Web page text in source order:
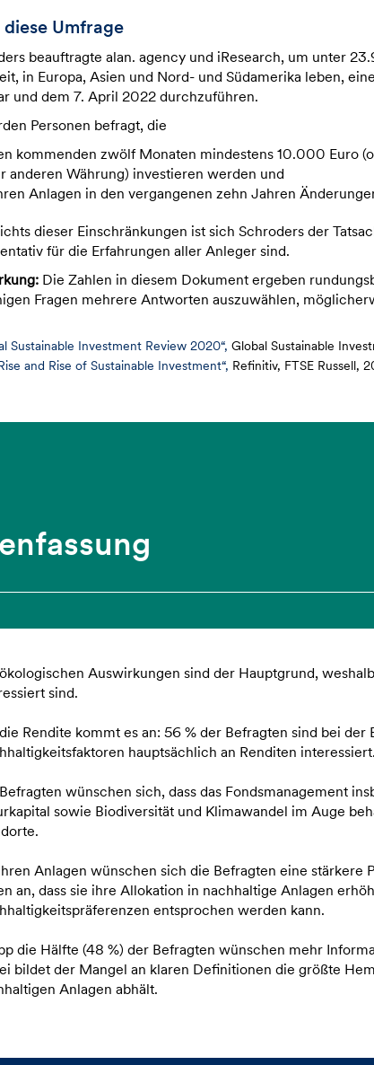
diese Umfrage
beauftragte alan. agency und iResearch, um unter
in Europa, Asien und Nord- und Südamerika leben,
und dem 7. April 2022 durchzuführen.
Personen befragt, die
kommenden zwölf Monaten mindestens 10.000 Euro
anderen Währung) investieren werden und
Anlagen in den vergangenen zehn Jahren
dieser Einschränkungen ist sich Schroders der
für die Erfahrungen aller Anleger sind.
Die Zahlen in diesem Dokument ergeben
Fragen mehrere Antworten auszuwählen,
Sustainable Investment Review 2020“, Global Sustainable
and Rise of Sustainable Investment“, Refinitiv, FTSE Russell,
Auswirkungen sind der Hauptgrund,
sind.
Rendite kommt es an: 56 % der Befragten sind bei der
hauptsächlich an Renditen interessiert.
wünschen sich, dass das Fondsmanagement
sowie Biodiversität und Klimawandel im Auge
Anlagen wünschen sich die Befragten eine stärkere
an, dass sie ihre Allokation in nachhaltige Anlagen
entsprochen werden kann.
die Hälfte (48 %) der Befragten wünschen mehr
bildet der Mangel an klaren Definitionen die größte
Anlagen abhält.